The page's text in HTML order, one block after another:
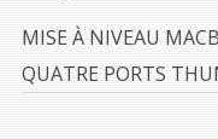
MISE À NIVEAU
QUATRE PORTS